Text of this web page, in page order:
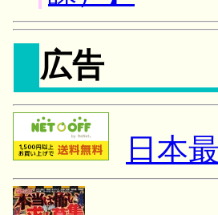
広告
日本